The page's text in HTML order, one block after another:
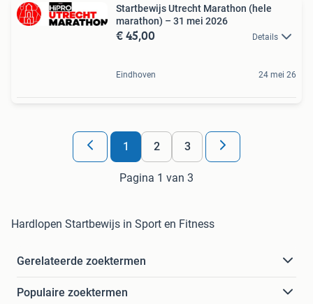
Startbewijs Utrecht Marathon (hele
marathon) – 31 mei 2026
€ 45,00 Details
Eindhoven 24 mei 26
1 2 3
Pagina 1 van 3
Hardlopen Startbewijs in Sport en Fitness
Gerelateerde zoektermen
Populaire zoektermen